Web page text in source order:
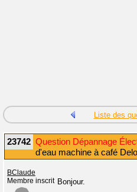
Liste des
23742 Question Dépannage
d'eau machine à café
BClaude
Membre inscrit Bonjour.